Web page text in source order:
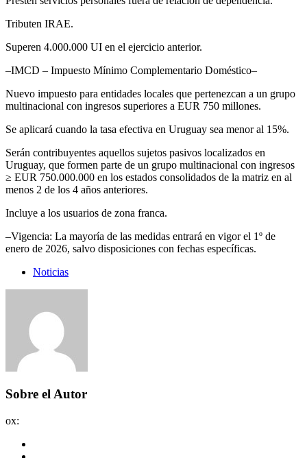
Tributen IRAE.
Superen 4.000.000 UI en el ejercicio anterior.
–IMCD – Impuesto Mínimo Complementario Doméstico–
Nuevo impuesto para entidades locales que pertenezcan a un grupo
multinacional con ingresos superiores a EUR 750 millones.
Se aplicará cuando la tasa efectiva en Uruguay sea menor al 15%.
Serán contribuyentes aquellos sujetos pasivos localizados en
Uruguay, que formen parte de un grupo multinacional con ingresos
≥ EUR 750.000.000 en los estados consolidados de la matriz en al
menos 2 de los 4 años anteriores.
Incluye a los usuarios de zona franca.
–Vigencia: La mayoría de las medidas entrará en vigor el 1º de
enero de 2026, salvo disposiciones con fechas específicas.
Noticias
Sobre el Autor
ox: